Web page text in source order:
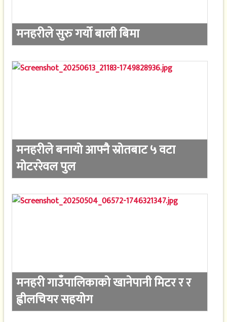
मनहरीले सुरु गर्यो बाली बिमा
मनहरीले बनायो आफ्नै स्रोतबाट ५ वटा
मोटररेवल पुल
मनहरी गाउँपालिकाको खानेपानी मिटर र र
ह्वीलचियर सहयोग